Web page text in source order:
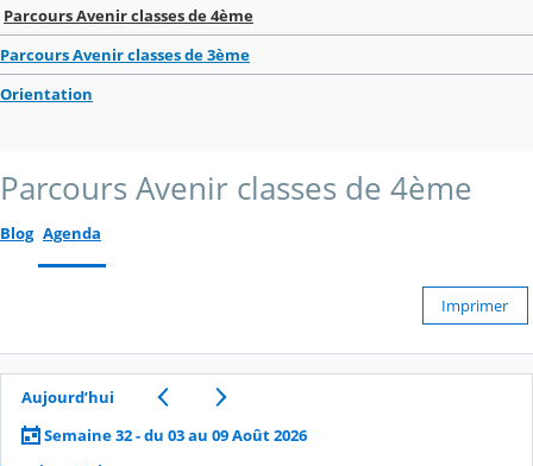
Parcours Avenir classes de 4ème
Parcours Avenir classes de 3ème
Orientation
Parcours Avenir classes de 4ème
Blog Agenda
Imprimer
Aujourd’hui
Semaine 32 - du 03 au 09 Août 2026